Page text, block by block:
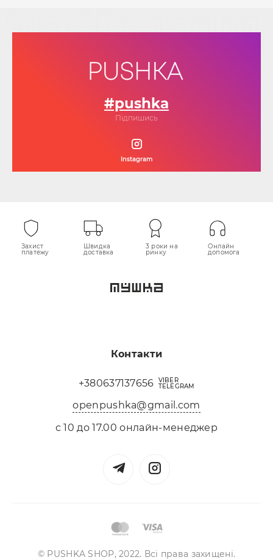
#pushka
Підпишись
Instagram
Захист
платежу
Швидка
доставка
3 роки на
ринку
Онлайн
допомога
Контакти
+380637137656 VIBER
TELEGRAM
openpushka@gmail.com
с 10 до 17.00 онлайн-менеджер
© PUSHKA SHOP, 2022. Всі права захищені.